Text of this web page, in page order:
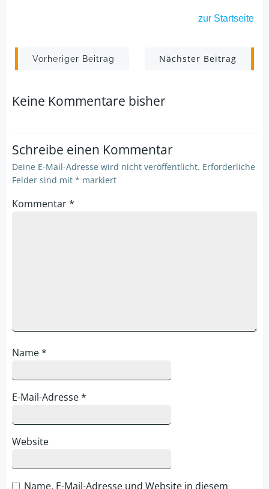
zur Startseite
Post
navigation
Vorheriger Beitrag
Post
navigation
Nächster Beitrag
Keine Kommentare bisher
Schreibe einen Kommentar
Deine E-Mail-Adresse wird nicht veröffentlicht. Erforderliche
Felder sind mit * markiert
Kommentar*
Name*
E-Mail-Adresse*
Website
Name, E-Mail-Adresse und Website in diesem